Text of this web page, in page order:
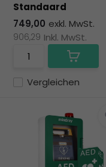
Standaard
Vergleichen
749,00 exkl. MwSt.
906,29 Inkl. MwSt.